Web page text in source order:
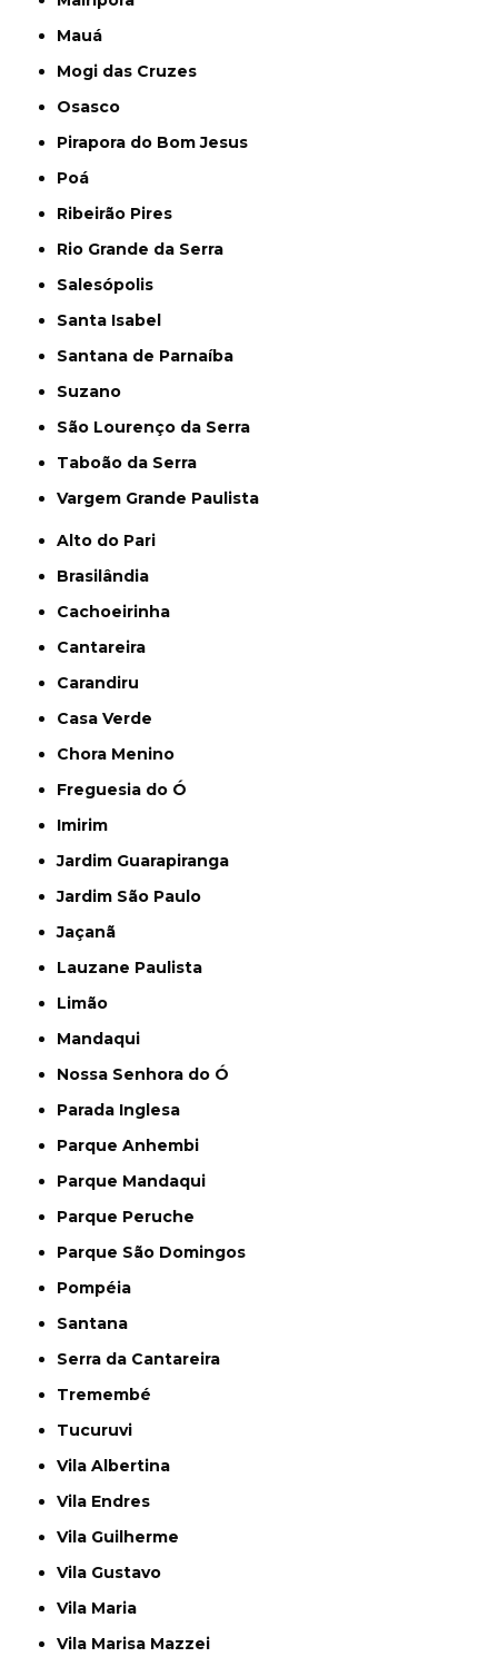
Mauá
Mogi das Cruzes
Osasco
Pirapora do Bom Jesus
Poá
Ribeirão Pires
Rio Grande da Serra
Salesópolis
Santa Isabel
Santana de Parnaíba
Suzano
São Lourenço da Serra
Taboão da Serra
Vargem Grande Paulista
Alto do Pari
Brasilândia
Cachoeirinha
Cantareira
Carandiru
Casa Verde
Chora Menino
Freguesia do Ó
Imirim
Jardim Guarapiranga
Jardim São Paulo
Jaçanã
Lauzane Paulista
Limão
Mandaqui
Nossa Senhora do Ó
Parada Inglesa
Parque Anhembi
Parque Mandaqui
Parque Peruche
Parque São Domingos
Pompéia
Santana
Serra da Cantareira
Tremembé
Tucuruvi
Vila Albertina
Vila Endres
Vila Guilherme
Vila Gustavo
Vila Maria
Vila Marisa Mazzei